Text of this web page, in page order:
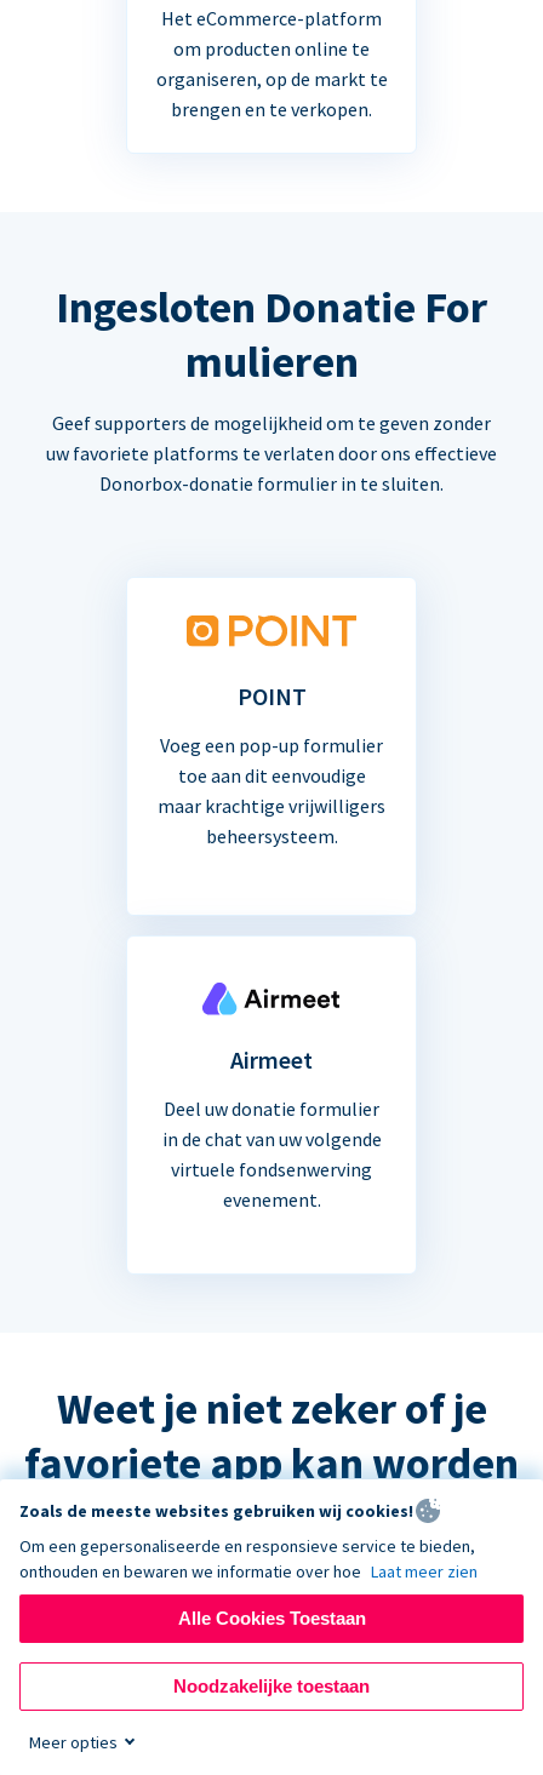
Het eCommerce-platform
om producten online te
organiseren, op de markt te
brengen en te verkopen.
Ingesloten Donatie For
mulieren
Geef supporters de mogelijkheid om te geven zonder
uw favoriete platforms te verlaten door ons effectieve
Donorbox-donatie formulier in te sluiten.
POINT
Voeg een pop-up formulier
toe aan dit eenvoudige
maar krachtige vrijwilligers
beheersysteem.
Airmeet
Deel uw donatie formulier
in de chat van uw volgende
virtuele fondsenwerving
evenement.
Weet je niet zeker of je
favoriete app kan worden
geïntegreerd?
Het antwoord is waarschijnlijk ja, maar
neem contact op met de ondersteuning
en we helpen u graag verder!
Zoals de meeste websites gebruiken wij cookies!
Om een gepersonaliseerde en responsieve service te bieden,
onthouden en bewaren we informatie over hoe Laat meer zien
Alle Cookies Toestaan
Noodzakelijke toestaan
Meer opties